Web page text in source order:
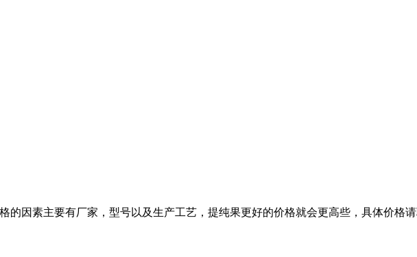
的因素主要有厂家，型号以及生产工艺，提纯果更好的价格就会更高些，具体价格请